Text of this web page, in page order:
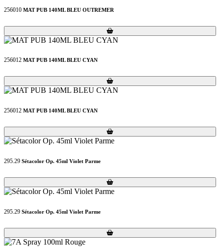
256010 MAT PUB 140ML BLEU OUTREMER
Loading...
Loading...
256012 MAT PUB 140ML BLEU CYAN
Loading...
Loading...
256012 MAT PUB 140ML BLEU CYAN
Loading...
Loading...
295.29 Sétacolor Op. 45ml Violet Parme
Loading...
Loading...
295.29 Sétacolor Op. 45ml Violet Parme
Loading...
Loading...